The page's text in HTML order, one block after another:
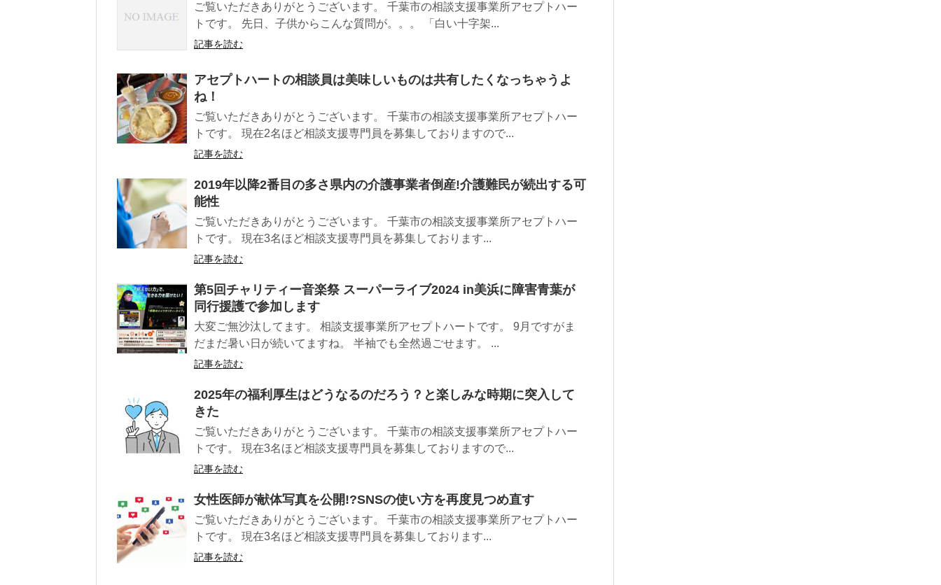
ご覧いただきありがとうございます。 千葉市の相談支援事業所アセプトハー
トです。 先日、子供からこんな質問が。。。 「白い十字架...
記事を読む
アセプトハートの相談員は美味しいものは共有したくなっちゃうよ
ね！
ご覧いただきありがとうございます。 千葉市の相談支援事業所アセプトハー
トです。 現在2名ほど相談支援専門員を募集しておりますので...
記事を読む
2019年以降2番目の多さ県内の介護事業者倒産!介護難民が続出する可
能性
ご覧いただきありがとうございます。 千葉市の相談支援事業所アセプトハー
トです。 現在3名ほど相談支援専門員を募集しております...
記事を読む
第5回チャリティー音楽祭 スーパーライブ2024 in美浜に障害青葉が
同行援護で参加します
大変ご無沙汰してます。 相談支援事業所アセプトハートです。 9月ですがま
だまだ暑い日が続いてますね。 半袖でも全然過ごせます。 ...
記事を読む
2025年の福利厚生はどうなるのだろう？と楽しみな時期に突入して
きた
ご覧いただきありがとうございます。 千葉市の相談支援事業所アセプトハー
トです。 現在3名ほど相談支援専門員を募集しておりますので...
記事を読む
女性医師が献体写真を公開!?SNSの使い方を再度見つめ直す
ご覧いただきありがとうございます。 千葉市の相談支援事業所アセプトハー
トです。 現在3名ほど相談支援専門員を募集しております...
記事を読む